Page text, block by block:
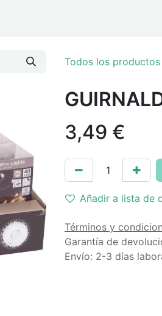
Todos los productos
3,49 €
Añadir a lista de
Términos y
Garantía de
Envío: 2-3 días